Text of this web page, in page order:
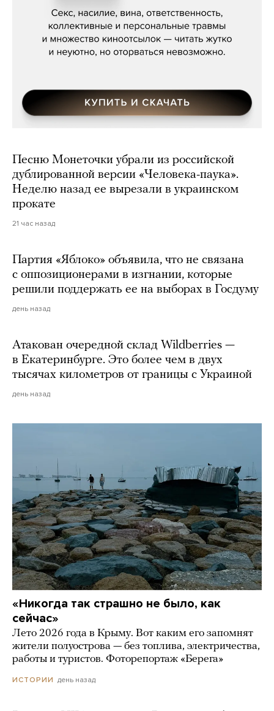
Песню Монеточки убрали из российской
дублированной версии «Человека-паука».
Неделю назад ее вырезали в украинском
прокате
21 час назад
Партия «Яблоко» объявила, что не связана
с оппозиционерами в изгнании, которые
решили поддержать ее на выборах в Госдуму
день назад
Атакован очередной склад Wildberries —
в Екатеринбурге. Это более чем в двух
тысячах километров от границы с Украиной
день назад
«Никогда так страшно не было, как
сейчас»
Лето 2026 года в Крыму. Вот каким его запомнят
жители полуострова — без топлива, электричества,
работы и туристов. Фоторепортаж «Берега»
ИСТОРИИ день назад